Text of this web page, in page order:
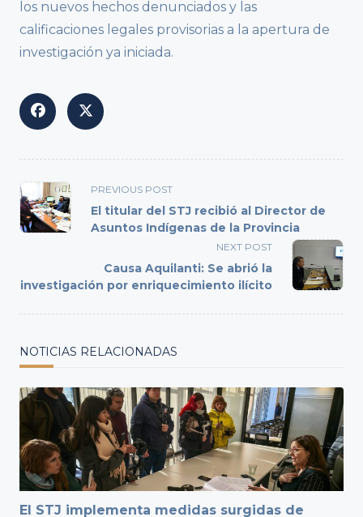
los nuevos hechos denunciados y las
calificaciones legales provisorias a la apertura de
investigación ya iniciada.
<span
class="nav-
subtitle
text">Page</span>
PREVIOUS POST
El titular del STJ recibió al Director de
Asuntos Indígenas de la Provincia
NEXT POST
Causa Aquilanti: Se abrió la
investigación por enriquecimiento ilícito
NOTICIAS RELACIONADAS
El STJ implementa medidas surgidas de